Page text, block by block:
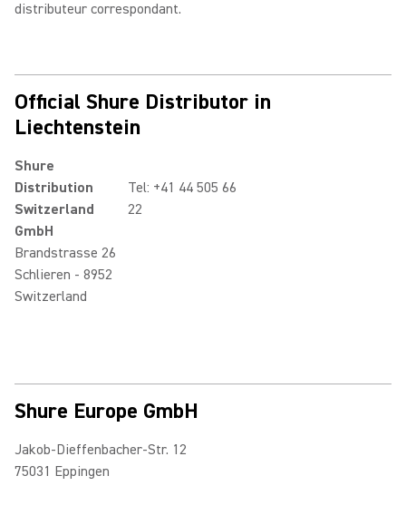
distributeur correspondant.
Official Shure Distributor in
Liechtenstein
Shure
Distribution
Switzerland
GmbH
Brandstrasse 26
Schlieren - 8952
Switzerland
Tel: +41 44 505 66
22
Shure Europe GmbH
Jakob-Dieffenbacher-Str. 12
75031 Eppingen